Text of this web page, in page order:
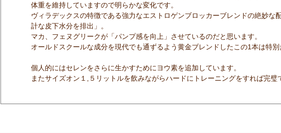
体重を維持していますので明らかな変化です。
ヴィラデックスの特徴である強力なエストロゲンブロッカーブレンドの絶妙な
計な皮下水分を排出」。
マカ、フェヌグリークが「パンプ感を向上」させているのだと思います。
オールドスクールな成分を現代でも通ずるよう黄金ブレンドしたこの1本は特別
個人的にはセレンをさらに生かすためにヨウ素を追加しています。
またサイズオン１,５リットルを飲みながらハードにトレーニングをすれば完璧